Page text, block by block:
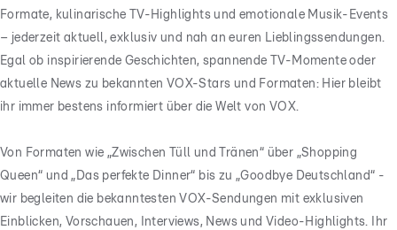
Formate, kulinarische TV-Highlights und emotionale Musik-Events
– jederzeit aktuell, exklusiv und nah an euren Lieblingssendungen.
Egal ob inspirierende Geschichten, spannende TV-Momente oder
aktuelle News zu bekannten VOX-Stars und Formaten: Hier bleibt
ihr immer bestens informiert über die Welt von VOX.
Von Formaten wie „Zwischen Tüll und Tränen“ über „Shopping
Queen“ und „Das perfekte Dinner“ bis zu „Goodbye Deutschland“ -
wir begleiten die bekanntesten VOX-Sendungen mit exklusiven
Einblicken, Vorschauen, Interviews, News und Video-Highlights. Ihr